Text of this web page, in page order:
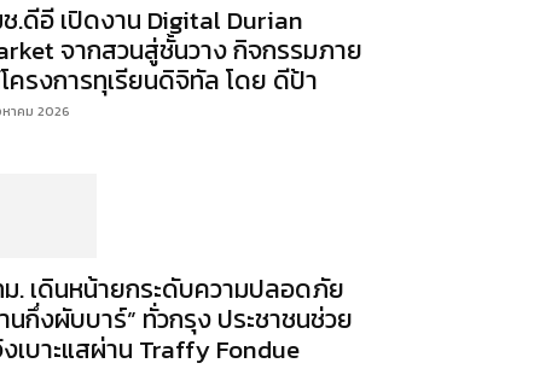
.ดีอี เปิดงาน Digital Durian
จากสวนสู่ชั้นวาง กิจกรรมภาย
ครงการทุเรียนดิจิทัล โดย ดีป้า
าคม 2026
. เดินหน้ายกระดับความปลอดภัย
นกึ่งผับบาร์” ทั่วกรุง ประชาชนช่วย
เบาะแสผ่าน Traffy Fondue